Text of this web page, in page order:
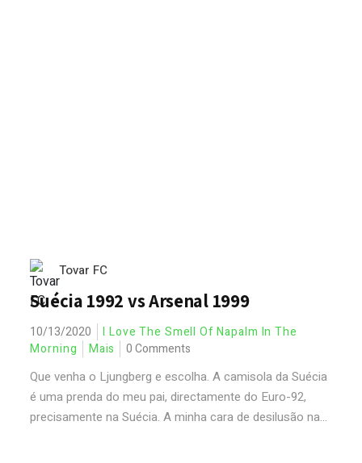
Tovar FC
Suécia 1992 vs Arsenal 1999
10/13/2020
I Love The Smell Of Napalm In The
Morning
Mais 0 Comments
Que venha o Ljungberg e escolha. A camisola da Suécia
é uma prenda do meu pai, directamente do Euro-92,
precisamente na Suécia. A minha cara de desilusão na...